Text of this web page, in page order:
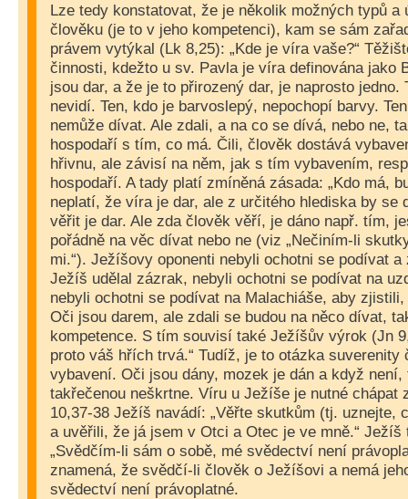
Lze tedy konstatovat, že je několik možných typů
člověku (je to v jeho kompetenci), kam se sám
právem vytýkal (Lk 8,25): „Kde je víra vaše?“
činnosti, kdežto u sv. Pavla je víra definována jako
jsou dar, a že je to přirozený dar, je naprosto jedno.
nevidí. Ten, kdo je barvoslepý, nepochopí barvy.
nemůže dívat. Ale zdali, a na co se dívá, nebo ne,
hospodaří s tím, co má. Čili, člověk dostává
hřivnu, ale závisí na něm, jak s tím vybavením,
hospodaří. A tady platí zmíněná zásada: „Kdo má,
neplatí, že víra je dar, ale z určitého hlediska by se
věřit je dar. Ale zda člověk věří, je dáno např. tím,
pořádně na věc dívat nebo ne (viz „Nečiním-li
mi.“). Ježíšovy oponenti nebyli ochotni se podívat
Ježíš udělal zázrak, nebyli ochotni se podívat na
nebyli ochotni se podívat na Malachiáše, aby
Oči jsou darem, ale zdali se budou na něco dívat,
kompetence. S tím souvisí také Ježíšův výrok (Jn
proto váš hřích trvá.“ Tudíž, je to otázka suverenity
vybavení. Oči jsou dány, mozek je dán a když
takřečenou neškrtne. Víru u Ježíše je nutné chápat
10,37-38 Ježíš navádí: „Věřte skutkům (tj. uznejte,
a uvěřili, že já jsem v Otci a Otec je ve mně.“
„Svědčím-li sám o sobě, mé svědectví není
znamená, že svědčí-li člověk o Ježíšovi a nemá
svědectví není právoplatné.